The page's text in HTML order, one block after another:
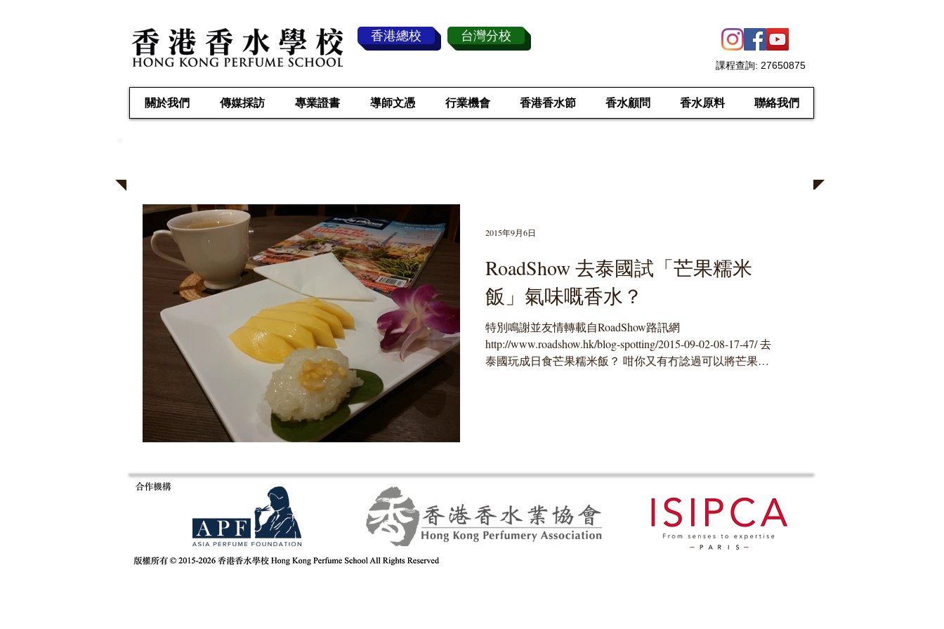
香港總校 台灣分校
課程查詢: 27650875
關於我們 傳媒採訪 專業證書 導師文憑 行業機會 香港香水節 香水顧問 香水原料 聯絡我們
RoadShow 去泰國試「芒果糯米
飯」氣味嘅香水？
特別鳴謝並友情轉載自RoadShow路訊網
http://www.roadshow.hk/blog-spotting/2015-09-02-08-17-47/ 去
泰國玩成日食芒果糯米飯？ 咁你又有冇諗過可以將芒果糯
2015年9月6日